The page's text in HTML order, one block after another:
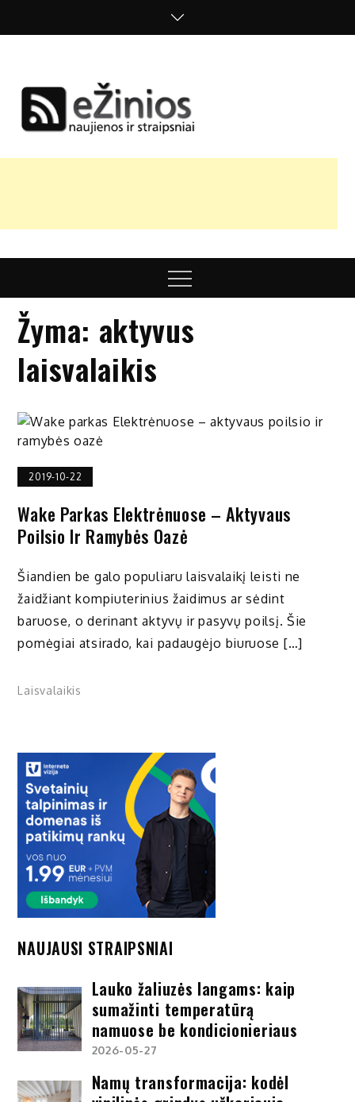
nuomonės
Menu
Žyma: aktyvus
laisvalaikis
2019-10-22
Wake Parkas Elektrėnuose – Aktyvaus
Poilsio Ir Ramybės Oazė
Šiandien be galo populiaru laisvalaikį leisti ne
žaidžiant kompiuterinius žaidimus ar sėdint
baruose, o derinant aktyvų ir pasyvų poilsį. Šie
pomėgiai atsirado, kai padaugėjo biuruose […]
Laisvalaikis
NAUJAUSI STRAIPSNIAI
Lauko žaliuzės langams: kaip
sumažinti temperatūrą
namuose be kondicionieriaus
2026-05-27
Namų transformacija: kodėl